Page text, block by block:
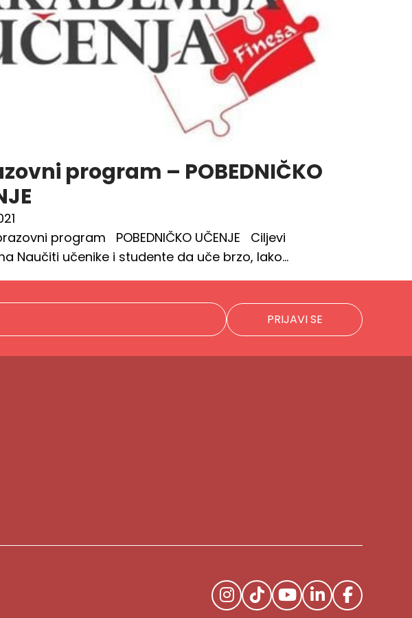
program – POBEDNIČKO
program POBEDNIČKO UČENJE Ciljevi
Naučiti učenike i studente da uče brzo, lako…
PRIJAVI SE